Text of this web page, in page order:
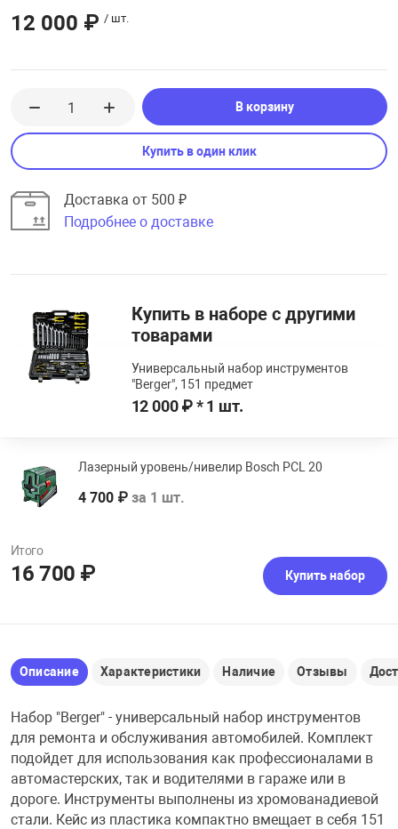
12 000 ₽ / шт.
В корзину
Купить в один клик
Доставка от 500 ₽
Подробнее о доставке
Купить в наборе с другими
товарами
Универсальный набор инструментов
"Berger", 151 предмет
12 000 ₽ * 1 шт.
Лазерный уровень/нивелир Bosch PCL 20
4 700 ₽ за 1 шт.
Итого
16 700 ₽ Купить набор
Описание Характеристики Наличие Отзывы
Набор "Berger" - универсальный набор инструментов
для ремонта и обслуживания автомобилей. Комплект
подойдет для использования как профессионалами в
автомастерских, так и водителями в гараже или в
дороге. Инструменты выполнены из хромованадиевой
стали. Кейс из пластика компактно вмещает в себя 151